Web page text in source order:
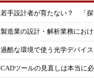
若手設計者が育たない？ 「探
製造業の設計・解析業務にお
過酷な環境で使う光学デバイ
CADツールの見直しは本当に